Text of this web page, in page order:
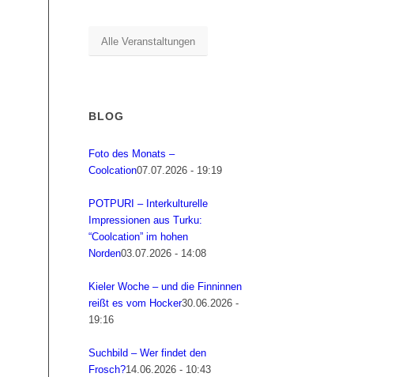
Alle Veranstaltungen
BLOG
Foto des Monats –
Coolcation07.07.2026 - 19:19
POTPURI – Interkulturelle
Impressionen aus Turku:
“Coolcation” im hohen
Norden03.07.2026 - 14:08
Kieler Woche – und die Finninnen
reißt es vom Hocker30.06.2026 -
19:16
Suchbild – Wer findet den
Frosch?14.06.2026 - 10:43